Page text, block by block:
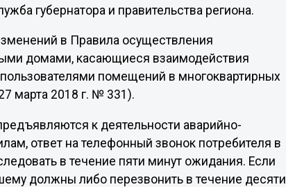
губернатора и правительства региона.
в Правила осуществления
домами, касающиеся взаимодействия
помещений в многоквартирных
марта 2018 г. № 331).
к деятельности аварийно-
ответ на телефонный звонок потребителя в
в течение пяти минут ожидания. Если
должны либо перезвонить в течение десяти